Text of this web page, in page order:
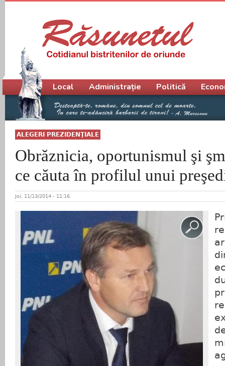
ALEGERI PREZIDENŢIALE
Obrăznicia, oportunismul şi
ce căuta în profilul unui
Joi, 11/13/2014 - 11:16
Meniu principal
Local Administrație Politică